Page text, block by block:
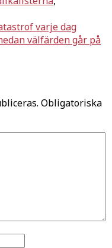
varje dag
välfärden går på
Obligatoriska